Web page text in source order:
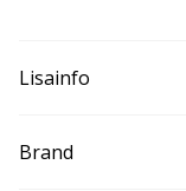
Lisainfo
Brand